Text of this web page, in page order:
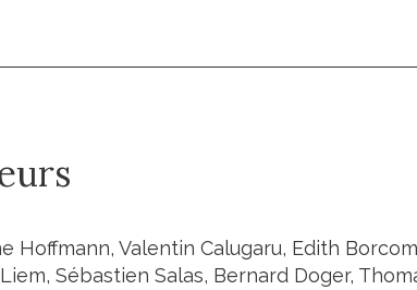
Hoffmann, Valentin Calugaru, Edith
Sébastien Salas, Bernard Doger,